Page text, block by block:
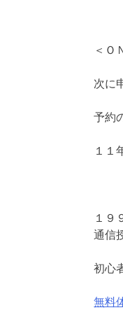
＜Ｏ
次に
予約
１１
１９
通信
初心
無料